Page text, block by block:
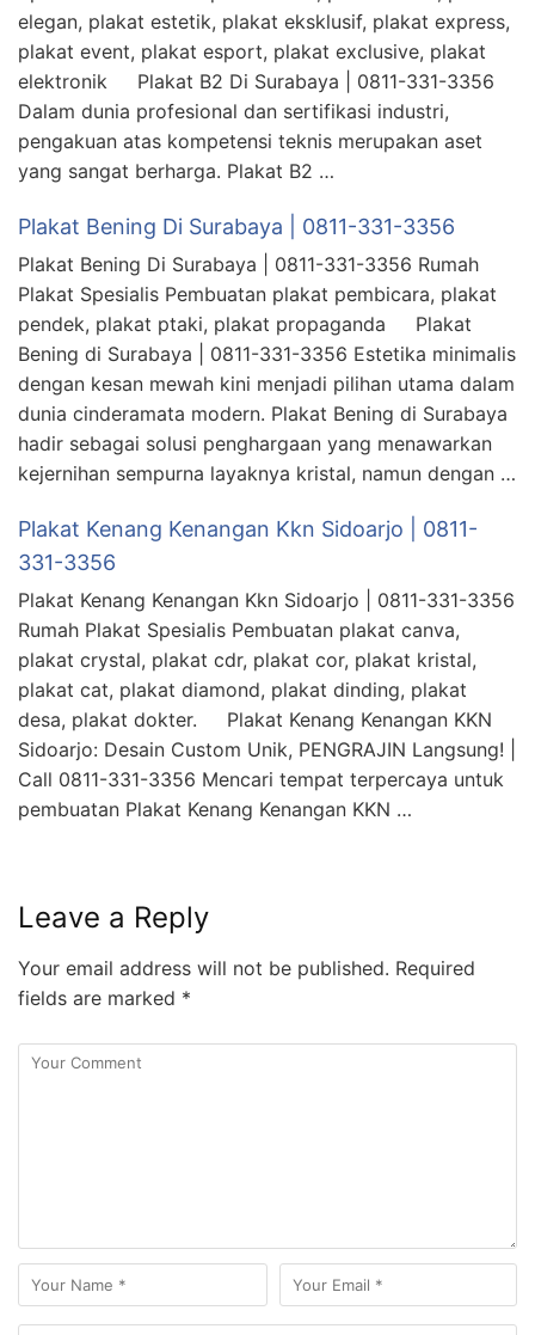
elegan, plakat estetik, plakat eksklusif, plakat express,
plakat event, plakat esport, plakat exclusive, plakat
elektronik Plakat B2 Di Surabaya | 0811-331-3356
Dalam dunia profesional dan sertifikasi industri,
pengakuan atas kompetensi teknis merupakan aset
yang sangat berharga. Plakat B2 …
Plakat Bening Di Surabaya | 0811-331-3356
Plakat Bening Di Surabaya | 0811-331-3356 Rumah
Plakat Spesialis Pembuatan plakat pembicara, plakat
pendek, plakat ptaki, plakat propaganda Plakat
Bening di Surabaya | 0811-331-3356 Estetika minimalis
dengan kesan mewah kini menjadi pilihan utama dalam
dunia cinderamata modern. Plakat Bening di Surabaya
hadir sebagai solusi penghargaan yang menawarkan
kejernihan sempurna layaknya kristal, namun dengan …
Plakat Kenang Kenangan Kkn Sidoarjo | 0811-
331-3356
Plakat Kenang Kenangan Kkn Sidoarjo | 0811-331-3356
Rumah Plakat Spesialis Pembuatan plakat canva,
plakat crystal, plakat cdr, plakat cor, plakat kristal,
plakat cat, plakat diamond, plakat dinding, plakat
desa, plakat dokter. Plakat Kenang Kenangan KKN
Sidoarjo: Desain Custom Unik, PENGRAJIN Langsung! |
Call 0811-331-3356 Mencari tempat terpercaya untuk
pembuatan Plakat Kenang Kenangan KKN …
Leave a Reply
Your email address will not be published. Required
fields are marked *